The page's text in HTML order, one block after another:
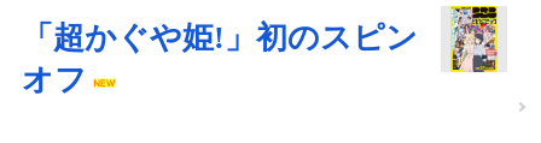
「超かぐや姫!」初のスピン
オフ